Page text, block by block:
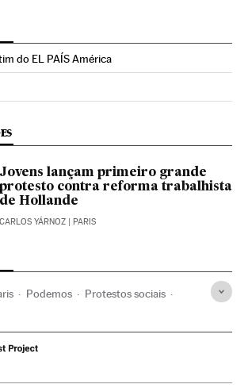
do EL PAÍS América
Brasil en Twitter
El País Brasil en Instagram
El País Brasil en Facebook
Jovens lançam primeiro grande
protesto contra reforma trabalhista
de Hollande
CARLOS YÁRNOZ | PARIS
Podemos Protestos sociais
Europa